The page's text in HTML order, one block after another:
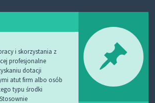
i skorzystania z
profesjonalne
dotacji
atut firm albo osób
typu środki